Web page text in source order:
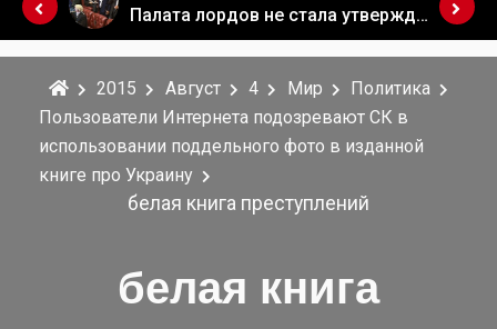
Когда Россия разрешит полеты в Грузию. Позиция Кремля Палата лордов не стала утверждать законопроект о "брексите"
2015 Август 4 Мир
Политика
Пользователи Интернета подозревают СК в
использовании поддельного фото в изданной
книге про Украину
белая книга преступлений
белая книга